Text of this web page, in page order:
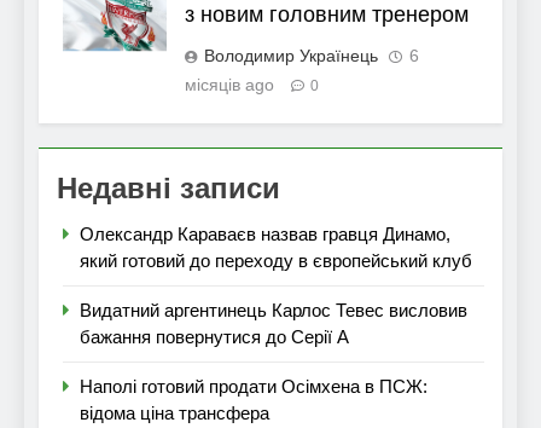
з новим головним тренером
Володимир Українець
6
місяців ago
0
Недавні записи
Олександр Караваєв назвав гравця Динамо,
який готовий до переходу в європейський клуб
Видатний аргентинець Карлос Тевес висловив
бажання повернутися до Серії А
Наполі готовий продати Осімхена в ПСЖ:
відома ціна трансфера